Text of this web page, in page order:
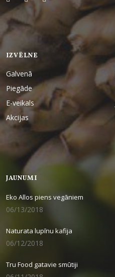
IZVĒLNE
Galvenā
Piegāde
E-veikals
Akcijas
JAUNUMI
Eko Allos piens vegāniem
06/13/2018
Naturata lupīnu kafija
06/12/2018
Tru Food gatavie smūtiji